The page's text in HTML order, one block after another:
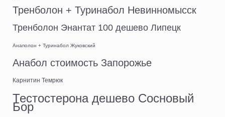
Тренболон + Туринабол Невинномысск
Тренболон Энантат 100 дешево Липецк
Анаполон + Туринабол Жуковский
Анабол стоимость Запорожье
Карнитин Темрюк
Тестостерона дешево Сосновый
Бор